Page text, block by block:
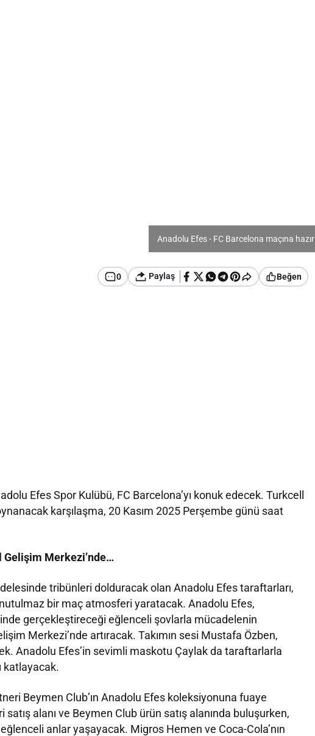
Anadolu Efes - FC Barcelona maçına hazır
0 Paylaş Beğen
Efes Spor Kulübü, FC Barcelona’yı konuk edecek. Turkcell
karşılaşma, 20 Kasım 2025 Perşembe günü saat
Gelişim Merkezi’nde…
tribünleri dolduracak olan Anadolu Efes taraftarları,
bir maç atmosferi yaratacak. Anadolu Efes,
gerçekleştireceği eğlenceli şovlarla mücadelenin
Merkezi’nde artıracak. Takımın sesi Mustafa Özben,
Anadolu Efes’in sevimli maskotu Çaylak da taraftarlarla
katlayacak.
Beymen Club’ın Anadolu Efes koleksiyonuna fuaye
alanı ve Beymen Club ürün satış alanında buluşurken,
anlar yaşayacak. Migros Hemen ve Coca-Cola’nın